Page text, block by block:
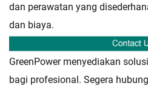
dan perawatan yang
dan biaya.
GreenPower menyediakan solusi
bagi profesional. Segera